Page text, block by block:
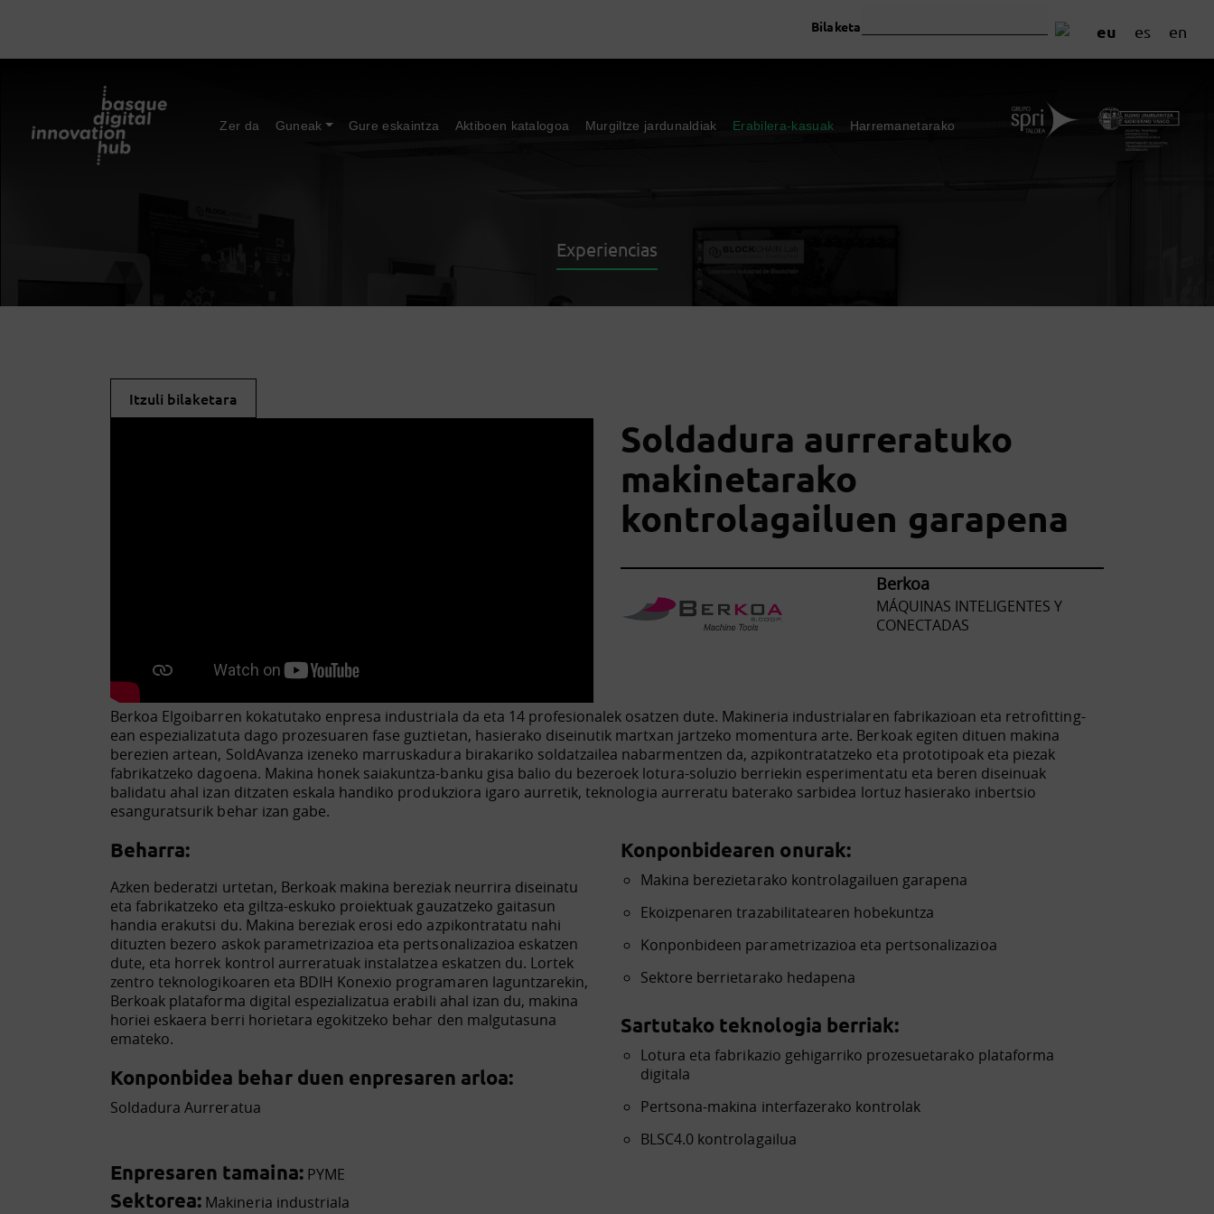
eu es en
Bilaketa
Zer da Guneak Gure eskaintza Aktiboen katalogoa Murgiltze jardunaldiak Erabilera-kasuak Harremanetarako
Experiencias
Itzuli bilaketara
Soldadura aurreratuko
makinetarako
kontrolagailuen garapena
Berkoa
MÁQUINAS INTELIGENTES Y
CONECTADAS
Berkoa Elgoibarren kokatutako enpresa industriala da eta 14 profesionalek osatzen dute. Makineria industrialaren fabrikazioan eta retrofitting-
ean espezializatuta dago prozesuaren fase guztietan, hasierako diseinutik martxan jartzeko momentura arte. Berkoak egiten dituen makina
berezien artean, SoldAvanza izeneko marruskadura birakariko soldatzailea nabarmentzen da, azpikontratatzeko eta prototipoak eta piezak
fabrikatzeko dagoena. Makina honek saiakuntza-banku gisa balio du bezeroek lotura-soluzio berriekin esperimentatu eta beren diseinuak
balidatu ahal izan ditzaten eskala handiko produkziora igaro aurretik, teknologia aurreratu baterako sarbidea lortuz hasierako inbertsio
esanguratsurik behar izan gabe.
Beharra:
Azken bederatzi urtetan, Berkoak makina bereziak neurrira diseinatu
eta fabrikatzeko eta giltza-eskuko proiektuak gauzatzeko gaitasun
handia erakutsi du. Makina bereziak erosi edo azpikontratatu nahi
dituzten bezero askok parametrizazioa eta pertsonalizazioa eskatzen
dute, eta horrek kontrol aurreratuak instalatzea eskatzen du. Lortek
zentro teknologikoaren eta BDIH Konexio programaren laguntzarekin,
Berkoak plataforma digital espezializatua erabili ahal izan du, makina
horiei eskaera berri horietara egokitzeko behar den malgutasuna
emateko.
Konponbidea behar duen enpresaren arloa:
Soldadura Aurreratua
Enpresaren tamaina:PYME
Sektorea: Makineria industriala
Konponbidearen onurak:
Makina berezietarako kontrolagailuen garapena
Ekoizpenaren trazabilitatearen hobekuntza
Konponbideen parametrizazioa eta pertsonalizazioa
Sektore berrietarako hedapena
Sartutako teknologia berriak:
Lotura eta fabrikazio gehigarriko prozesuetarako plataforma
digitala
Pertsona-makina interfazerako kontrolak
BLSC4.0 kontrolagailua